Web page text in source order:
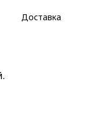
Доставка